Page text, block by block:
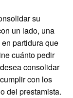
su
un lado, una
partidura que
cuánto pedir
consolidar
con los
del prestamista.